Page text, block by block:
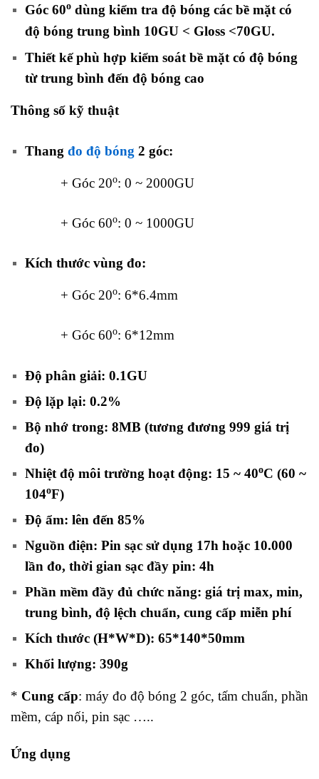
Góc 60o dùng kiểm tra độ bóng các bề mặt có
độ bóng trung bình 10GU ˂ Gloss ˂70GU.
Thiết kế phù hợp kiểm soát bề mặt có độ bóng
từ trung bình đến độ bóng cao
Thông số kỹ thuật
Thang đo độ bóng 2 góc:
+ Góc 20o: 0 ~ 2000GU
+ Góc 60o: 0 ~ 1000GU
Kích thước vùng đo:
+ Góc 20o: 6*6.4mm
+ Góc 60o: 6*12mm
Độ phân giải: 0.1GU
Độ lặp lại: 0.2%
Bộ nhớ trong: 8MB (tương đương 999 giá trị
đo)
Nhiệt độ môi trường hoạt động: 15 ~ 40oC (60 ~
104oF)
Độ ẩm: lên đến 85%
Nguồn điện: Pin sạc sử dụng 17h hoặc 10.000
lần đo, thời gian sạc đầy pin: 4h
Phần mềm đầy đủ chức năng: giá trị max, min,
trung bình, độ lệch chuẩn, cung cấp miễn phí
Kích thước (H*W*D): 65*140*50mm
Khối lượng: 390g
* Cung cấp: máy đo độ bóng 2 góc, tấm chuẩn, phần
mềm, cáp nối, pin sạc …..
Ứng dụng